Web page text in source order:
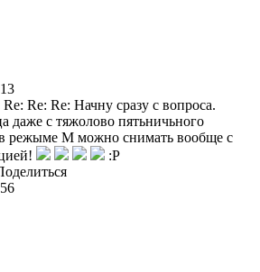
Re: Re: Начну сразу с вопроса.
даже с тяжолово пятьничьного
режыме M можно снимать вообще с
:P